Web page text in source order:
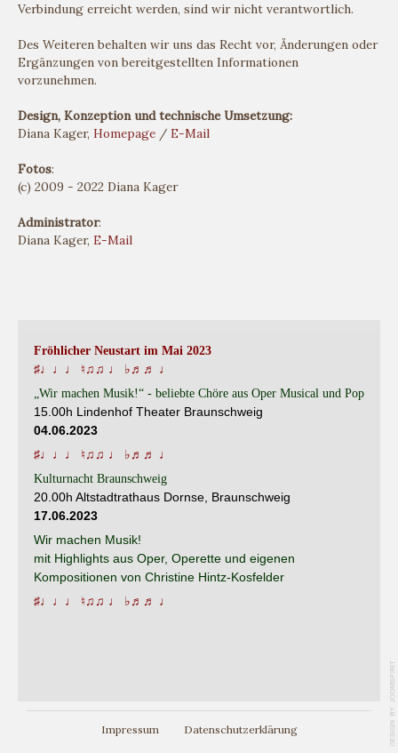
Verbindung erreicht werden, sind wir nicht verantwortlich.
Des Weiteren behalten wir uns das Recht vor, Änderungen oder
Ergänzungen von bereitgestellten Informationen
vorzunehmen.
Design, Konzeption und technische Umsetzung:
Diana Kager, Homepage / E-Mail
Fotos:
(c) 2009 - 2022 Diana Kager
Administrator:
Diana Kager, E-Mail
Fröhlicher Neustart im Mai 2023
♯♩♩♩ ♮♫♫ ♩ ♭♬♬ ♩
„Wir machen Musik!“ - beliebte Chöre aus Oper Musical und Pop
15.00h Lindenhof Theater Braunschweig
04.06.2023
♯♩♩♩ ♮♫♫ ♩ ♭♬♬ ♩
Kulturnacht Braunschweig
20.00h Altstadtrathaus Dornse, Braunschweig
17.06.2023
Wir machen Musik!
mit Highlights aus Oper, Operette und eigenen
Kompositionen von Christine Hintz-Kosfelder
♯♩♩♩ ♮♫♫ ♩ ♭♬♬ ♩
Impressum Datenschutzerklärung